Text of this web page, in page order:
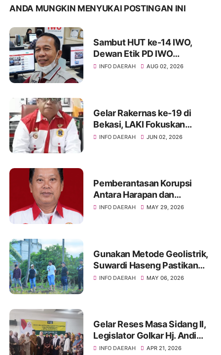
ANDA MUNGKIN MENYUKAI POSTINGAN INI
Sambut HUT ke-14 IWO,
Dewan Etik PD IWO
Soppeng Tekankan
INFO DAERAH AUG 02, 2026
Gelar Rakernas ke-19 di
Bekasi, LAKI Fokuskan
Sinergitas Pengawasan
INFO DAERAH JUN 02, 2026
Pemberantasan Korupsi
Antara Harapan dan
Kenyataan
INFO DAERAH MAY 29, 2026
Gunakan Metode Geolistrik,
Suwardi Haseng Pastikan
Akurasi Titik Air untuk
INFO DAERAH MAY 06, 2026
Gelar Reses Masa Sidang II,
Legislator Golkar Hj. Andi
Wahda Komitmen
INFO DAERAH APR 21, 2026